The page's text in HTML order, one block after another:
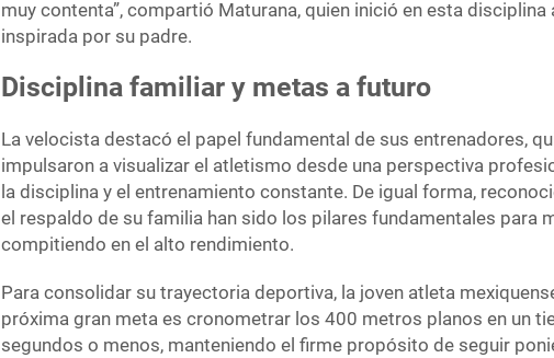
muy contenta”, compartió Maturana, quien inició en esta disciplina
inspirada por su padre.
Disciplina familiar y metas a futuro
La velocista destacó el papel fundamental de sus entrenadores,
impulsaron a visualizar el atletismo desde una perspectiva
la disciplina y el entrenamiento constante. De igual forma,
el respaldo de su familia han sido los pilares fundamentales para
compitiendo en el alto rendimiento.
Para consolidar su trayectoria deportiva, la joven atleta
próxima gran meta es cronometrar los 400 metros planos en un
segundos o menos, manteniendo el firme propósito de seguir